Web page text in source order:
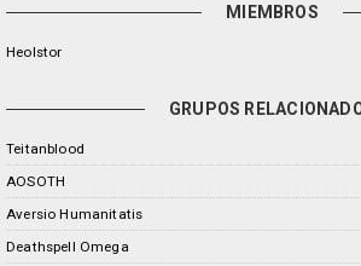
MIEMBROS
Heolstor
GRUPOS
Teitanblood
AOSOTH
Aversio Humanitatis
Deathspell Omega